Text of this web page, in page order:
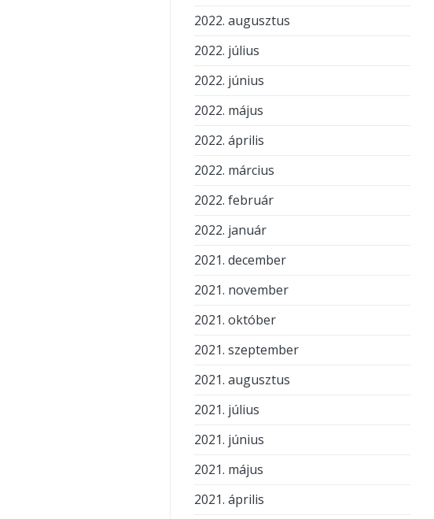
2022. augusztus
2022. július
2022. június
2022. május
2022. április
2022. március
2022. február
2022. január
2021. december
2021. november
2021. október
2021. szeptember
2021. augusztus
2021. július
2021. június
2021. május
2021. április